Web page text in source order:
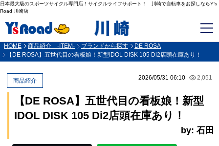
日本最大級のスポーツサイクル専門店！サイクルライフサポート！ 川崎で自転車をお探しならY's
Road 川崎店
HOME 商品紹介 -ITEM- ブランドから探す
DE ROSA
【DE ROSA】五世代目の看板娘！新型IDOL DISK 105 Di2店頭在庫あり！
2026/05/31 06:10 2,051
商品紹介
【DE ROSA】五世代目の看板娘！新型
IDOL DISK 105 Di2店頭在庫あり！
by: 石田